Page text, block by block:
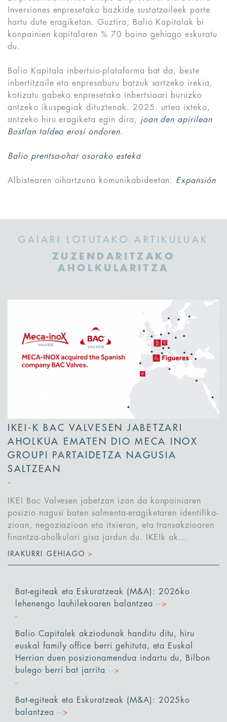
Inversiones enpresetako bazkide sustatzaileek parte
hartu dute eragiketan. Guztira, Balio Kapitalak bi
konpainien kapitalaren % 70 baino gehiago eskuratu
du.
Balio Kapitala inbertsio-plataforma bat da, beste
inbertitzaile eta enpresaburu batzuk sartzeko irekia,
kotizatu gabeko enpresetako inbertsioari buruzko
antzeko ikuspegiak dituztenak. 2025. urtea ixteko,
antzeko hiru eragiketa egin dira, joan den apirilean
Bostlan taldea erosi ondoren.
Balio prentsa-ohar osorako esteka
Albistearen oihartzuna komunikabideetan: Expansión
GAIARI LOTUTAKO ARTIKULUAK
ZUZENDARITZAKO
AHOLKULARITZA
IKEI-K BAC VALVESEN JABETZARI
AHOLKUA EMATEN DIO MECA INOX
GROUPI PARTAIDETZA NAGUSIA
SALTZEAN
IKEI Bac Valvesen jabetzan izan da konpainiaren
posizio nagusi baten salmenta-eragiketaren identifika-
zioan, negoziazioan eta itxieran, eta transakzioaren
finantza-aholkulari gisa jardun du. IKEIk ak...
IRAKURRI GEHIAGO >
Bat-egiteak eta Eskuratzeak (M&A): 2026ko
lehenengo lauhilekoaren balantzea ··>
Balio Capitalek akziodunak handitu ditu, hiru
euskal family office berri gehituta, eta Euskal
Herrian duen posizionamendua indartu du, Bilbon
bulego berri bat jarrita ··>
Bat-egiteak eta Eskuratzeak (M&A): 2025ko
balantzea ··>